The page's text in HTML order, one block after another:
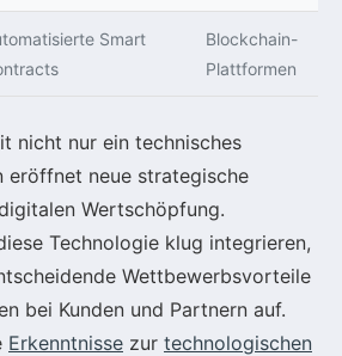
Smart
Blockchain-
Plattformen
nicht nur ein technisches
eröffnet neue strategische
Wertschöpfung.
Technologie klug integrieren,
Wettbewerbsvorteile
bei Kunden und Partnern auf.
Erkenntnisse zur technologischen